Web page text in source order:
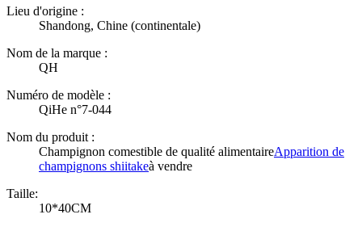
Lieu d'origine :
Shandong, Chine (continentale)
Nom de la marque :
QH
Numéro de modèle :
QiHe n°7-044
Nom du produit :
Champignon comestible de qualité alimentaireApparition de
champignons shiitakeà vendre
Taille:
10*40CM